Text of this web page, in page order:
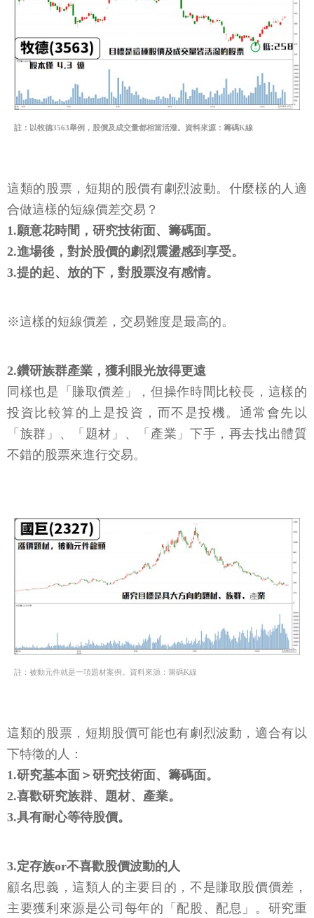
註：以牧德3563舉例，股價及成交量都相當活潑。資料來源：籌碼K線
這類的股票，短期的股價有劇烈波動。什麼樣的人適
合做這樣的短線價差交易？
1.願意花時間，研究技術面、籌碼面。
2.進場後，對於股價的劇烈震盪感到享受。
3.提的起、放的下，對股票沒有感情。
※這樣的短線價差，交易難度是最高的。
2.鑽研族群產業，獲利眼光放得更遠
同樣也是「賺取價差」，但操作時間比較長，這樣的
投資比較算的上是投資，而不是投機。通常會先以
「族群」、「題材」、「產業」下手，再去找出體質
不錯的股票來進行交易。
註：被動元件就是一項題材案例。資料來源：籌碼K線
這類的股票，短期股價可能也有劇烈波動，適合有以
下特徵的人：
1.研究基本面＞研究技術面、籌碼面。
2.喜歡研究族群、題材、產業。
3.具有耐心等待股價。
3.定存族or不喜歡股價波動的人
顧名思義，這類人的主要目的，不是賺取股價價差，
主要獲利來源是公司每年的「配股、配息」。研究重